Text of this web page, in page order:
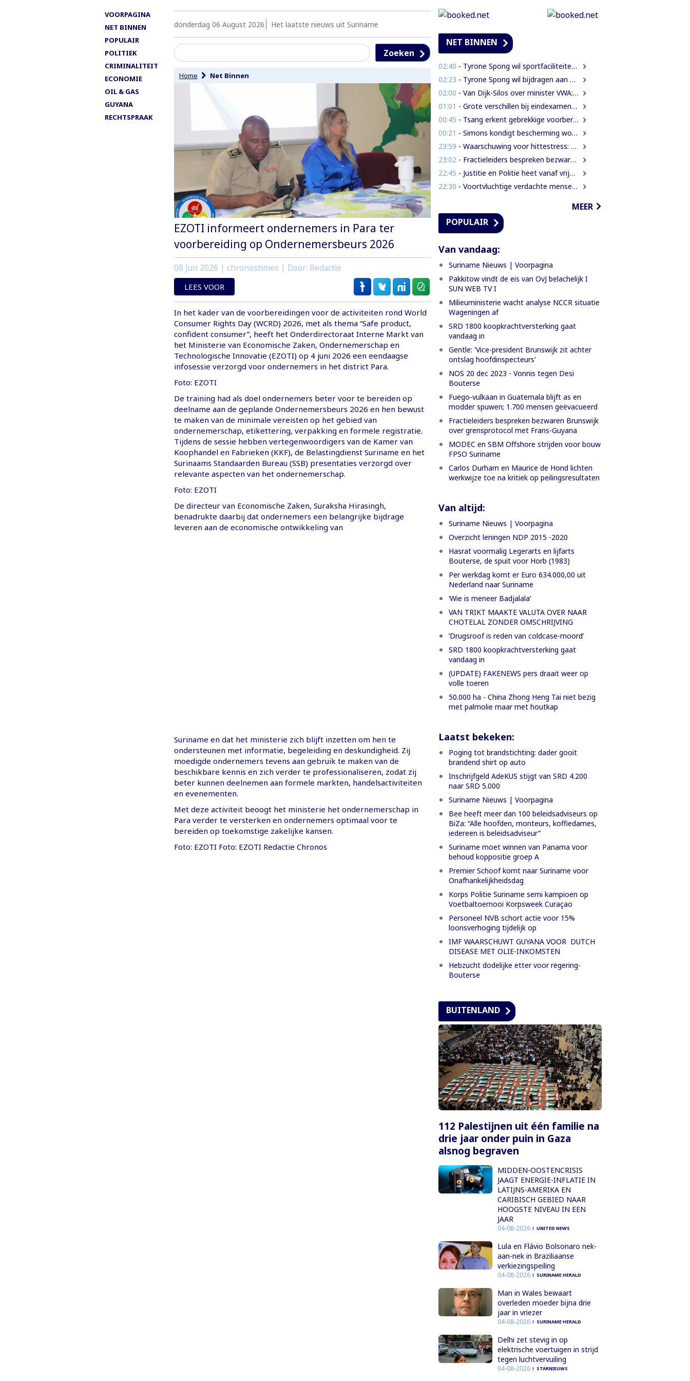
VOORPAGINA
NET BINNEN
POPULAIR
POLITIEK
CRIMINALITEIT
ECONOMIE
OIL & GAS
GUYANA
RECHTSPRAAK
donderdag 06 August 2026 Het laatste nieuws uit Suriname
Zoeken
Home Net Binnen
EZOTI informeert ondernemers in Para ter
voorbereiding op Ondernemersbeurs 2026
08 jun 2026 | chronostimes | Door: Redactie
LEES VOOR
In het kader van de voorbereidingen voor de activiteiten rond World
Consumer Rights Day (WCRD) 2026, met als thema “Safe product,
confident consumer”, heeft het Onderdirectoraat Interne Markt van
het Ministerie van Economische Zaken, Ondernemerschap en
Technologische Innovatie (EZOTI) op 4 juni 2026 een eendaagse
infosessie verzorgd voor ondernemers in het district Para.
Foto: EZOTI
De training had als doel ondernemers beter voor te bereiden op
deelname aan de geplande Ondernemersbeurs 2026 en hen bewust
te maken van de minimale vereisten op het gebied van
ondernemerschap, etikettering, verpakking en formele registratie.
Tijdens de sessie hebben vertegenwoordigers van de Kamer van
Koophandel en Fabrieken (KKF), de Belastingdienst Suriname en het
Surinaams Standaarden Bureau (SSB) presentaties verzorgd over
relevante aspecten van het ondernemerschap.
Foto: EZOTI
De directeur van Economische Zaken, Suraksha Hirasingh,
benadrukte daarbij dat ondernemers een belangrijke bijdrage
leveren aan de economische ontwikkeling van
Suriname en dat het ministerie zich blijft inzetten om hen te
ondersteunen met informatie, begeleiding en deskundigheid. Zij
moedigde ondernemers tevens aan gebruik te maken van de
beschikbare kennis en zich verder te professionaliseren, zodat zij
beter kunnen deelnemen aan formele markten, handelsactiviteiten
en evenementen.
Met deze activiteit beoogt het ministerie het ondernemerschap in
Para verder te versterken en ondernemers optimaal voor te
bereiden op toekomstige zakelijke kansen.
Foto: EZOTI Foto: EZOTI Redactie Chronos
NET BINNEN
02:40 - Tyrone Spong wil sportfaciliteiten voor talentvolle Surinaamse jongeren
02:23 - Tyrone Spong wil bijdragen aan ontwikkeling Surinaamse jeugd
02:00 - Van Dijk-Silos over minister VWA: “Zet een technocraat die inzicht heeft in de volksgezondheid”
01:01 - Grote verschillen bij eindexamens mulo en lbo: STS-1 telt 174 afgewezen leerlingen
00:45 - Tsang erkent gebrekkige voorbereiding rehabilitatie Domineestraat
00:21 - Simons kondigt bescherming woongebieden en strengere aanpak illegale activiteiten aan
23:59 - Waarschuwing voor hittestress: gevoelstemperatuur in Suriname loopt op tot 38 graden
23:02 - Fractieleiders bespreken bezwaren Brunswijk over grensprotocol met Frans-Guyana
22:45 - Justitie en Politie heet vanaf vrijdag Justitie en Veiligheid
22:30 - Voortvluchtige verdachte mensenhandel aangehouden in Guyana en uitgeleverd aan Suriname
MEER
POPULAIR
Van vandaag:
Suriname Nieuws | Voorpagina
Pakkitow vindt de eis van OvJ belachelijk I
SUN WEB TV I
Milieuministerie wacht analyse NCCR situatie
Wageningen af
SRD 1800 koopkrachtversterking gaat
vandaag in
Gentle: 'Vice-president Brunswijk zit achter
ontslag hoofdinspecteurs'
NOS 20 dec 2023 - Vonnis tegen Desi
Bouterse
Fuego-vulkaan in Guatemala blijft as en
modder spuwen; 1.700 mensen geëvacueerd
Fractieleiders bespreken bezwaren Brunswijk
over grensprotocol met Frans-Guyana
MODEC en SBM Offshore strijden voor bouw
FPSO Suriname
Carlos Durham en Maurice de Hond lichten
werkwijze toe na kritiek op peilingsresultaten
Van altijd:
Suriname Nieuws | Voorpagina
Overzicht leningen NDP 2015 -2020
Hasrat voormalig Legerarts en lijfarts
Bouterse, de spuit voor Horb (1983)
Per werkdag komt er Euro 634.000,00 uit
Nederland naar Suriname
‘Wie is meneer Badjalala’
VAN TRIKT MAAKTE VALUTA OVER NAAR
CHOTELAL ZONDER OMSCHRIJVING
’Drugsroof is reden van coldcase-moord’
SRD 1800 koopkrachtversterking gaat
vandaag in
(UPDATE) FAKENEWS pers draait weer op
volle toeren
50.000 ha - China Zhong Heng Tai niet bezig
met palmolie maar met houtkap
Laatst bekeken:
Poging tot brandstichting: dader gooit
brandend shirt op auto
Inschrijfgeld AdeKUS stijgt van SRD 4.200
naar SRD 5.000
Suriname Nieuws | Voorpagina
Bee heeft meer dan 100 beleidsadviseurs op
BiZa: “Alle hoofden, monteurs, koffiedames,
iedereen is beleidsadviseur”
Suriname moet winnen van Panama voor
behoud koppositie groep A
Premier Schoof komt naar Suriname voor
Onafhankelijkheidsdag
Korps Politie Suriname semi kampioen op
Voetbaltoernooi Korpsweek Curaçao
Personeel NVB schort actie voor 15%
loonsverhoging tijdelijk op
IMF WAARSCHUWT GUYANA VOOR DUTCH
DISEASE MET OLIE-INKOMSTEN
Hebzucht dodelijke etter voor regering-
Bouterse
BUITENLAND
112 Palestijnen uit één familie na
drie jaar onder puin in Gaza
alsnog begraven
MIDDEN-OOSTENCRISIS
JAAGT ENERGIE-INFLATIE IN
LATIJNS-AMERIKA EN
CARIBISCH GEBIED NAAR
HOOGSTE NIVEAU IN EEN
JAAR
04-08-2026 UNITED NEWS
Lula en Flávio Bolsonaro nek-
aan-nek in Braziliaanse
verkiezingspeiling
04-08-2026 SURINAME HERALD
Man in Wales bewaart
overleden moeder bijna drie
jaar in vriezer
04-08-2026 SURINAME HERALD
Delhi zet stevig in op
elektrische voertuigen in strijd
tegen luchtvervuiling
04-08-2026 STARNIEUWS